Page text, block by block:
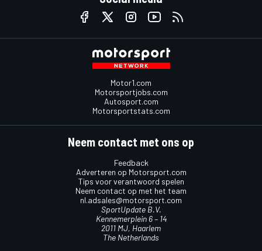
Motor1.com
Motorsportjobs.com
Autosport.com
Motorsportstats.com
Neem contact met ons op
Feedback
Adverteren op Motorsport.com
Tips voor verantwoord spelen
Neem contact op met het team
nl.adsales@motorsport.com
SportUpdate B.V.
Kennemerplein 6 – 14
2011 MJ, Haarlem
The Netherlands